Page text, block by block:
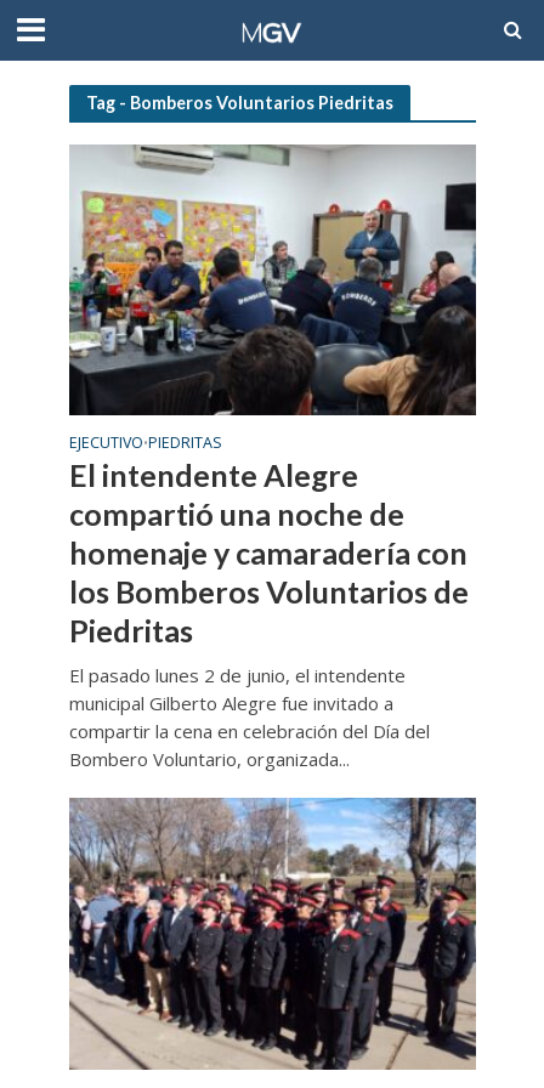
Tag - Bomberos Voluntarios Piedritas
EJECUTIVO•PIEDRITAS
El intendente Alegre
compartió una noche de
homenaje y camaradería con
los Bomberos Voluntarios de
Piedritas
El pasado lunes 2 de junio, el intendente
municipal Gilberto Alegre fue invitado a
compartir la cena en celebración del Día del
Bombero Voluntario, organizada...